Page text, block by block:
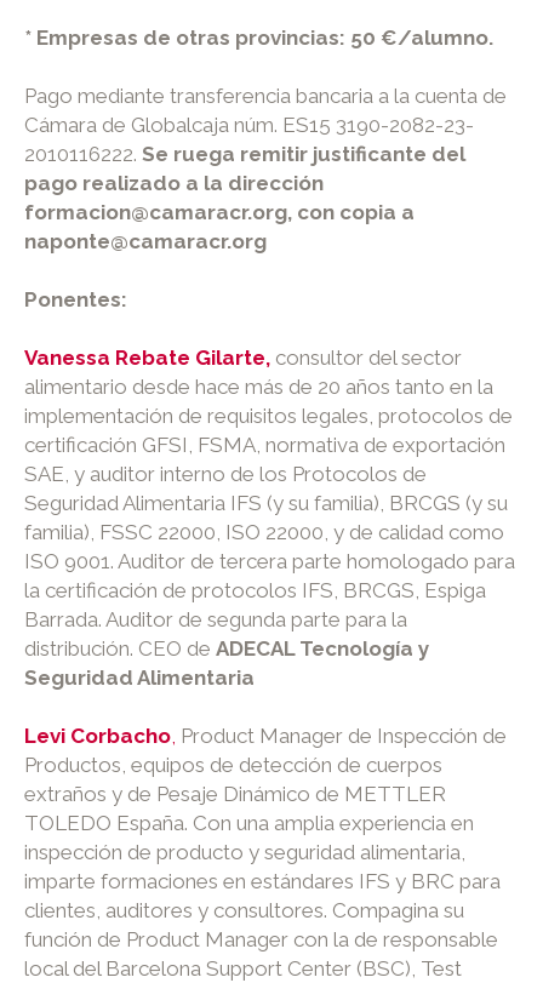
* Empresas de otras provincias: 50 €/alumno.
Pago mediante transferencia bancaria a la cuenta de
Cámara de Globalcaja núm. ES15 3190-2082-23-
2010116222. Se ruega remitir justificante del
pago realizado a la dirección
formacion@camaracr.org, con copia a
naponte@camaracr.org
Ponentes:
Vanessa Rebate Gilarte, consultor del sector
alimentario desde hace más de 20 años tanto en la
implementación de requisitos legales, protocolos de
certificación GFSI, FSMA, normativa de exportación
SAE, y auditor interno de los Protocolos de
Seguridad Alimentaria IFS (y su familia), BRCGS (y su
familia), FSSC 22000, ISO 22000, y de calidad como
ISO 9001. Auditor de tercera parte homologado para
la certificación de protocolos IFS, BRCGS, Espiga
Barrada. Auditor de segunda parte para la
distribución. CEO de ADECAL Tecnología y
Seguridad Alimentaria
Levi Corbacho Product Manager de Inspección de
Productos, equipos de detección de cuerpos
extraños y de Pesaje Dinámico de METTLER
TOLEDO España. Con una amplia experiencia en
inspección de producto y seguridad alimentaria,
imparte formaciones en estándares IFS y BRC para
clientes, auditores y consultores. Compagina su
función de Product Manager con la de responsable
local del Barcelona Support Center (BSC), Test